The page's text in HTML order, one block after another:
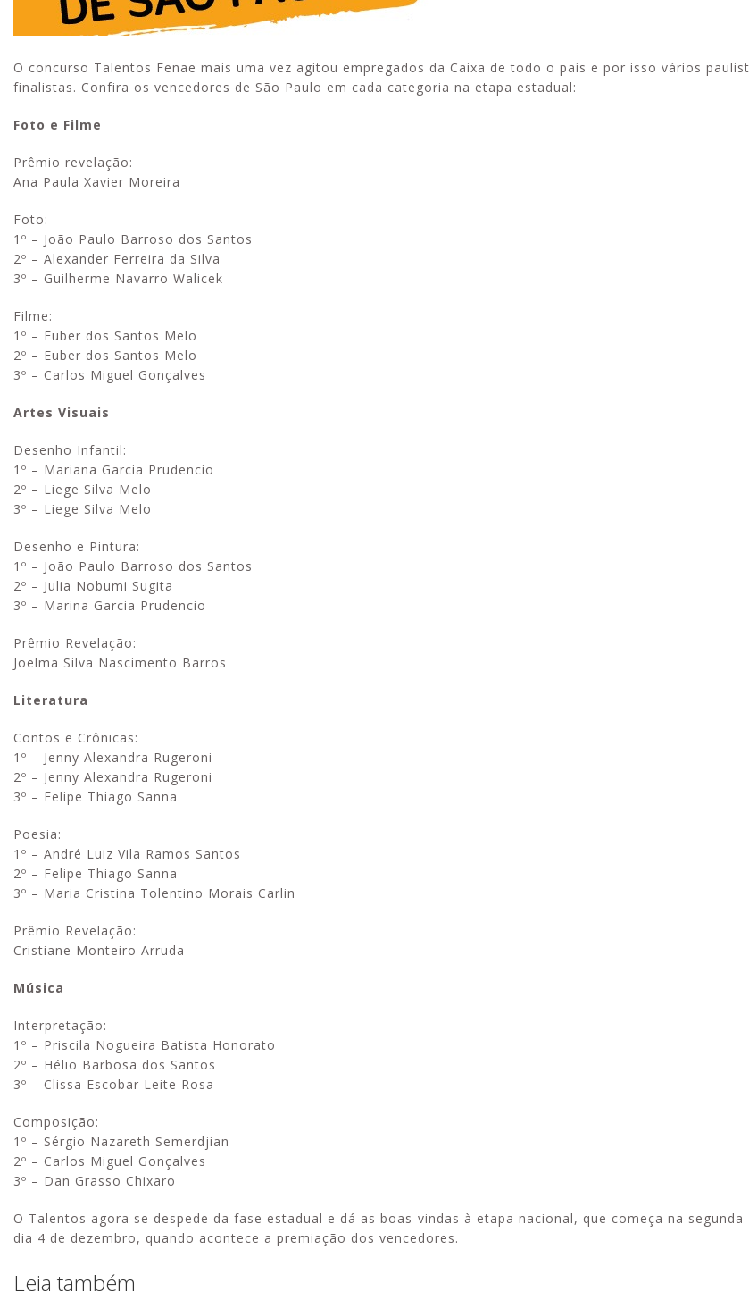
O concurso Talentos Fenae mais uma vez agitou empregados da Caixa de todo o país e por isso vários
finalistas. Confira os vencedores de São Paulo em cada categoria na etapa estadual:
Foto e Filme
Prêmio revelação:
Ana Paula Xavier Moreira
Foto:
1º – João Paulo Barroso dos Santos
2º – Alexander Ferreira da Silva
3º – Guilherme Navarro Walicek
Filme:
1º – Euber dos Santos Melo
2º – Euber dos Santos Melo
3º – Carlos Miguel Gonçalves
Artes Visuais
Desenho Infantil:
1º – Mariana Garcia Prudencio
2º – Liege Silva Melo
3º – Liege Silva Melo
Desenho e Pintura:
1º – João Paulo Barroso dos Santos
2º – Julia Nobumi Sugita
3º – Marina Garcia Prudencio
Prêmio Revelação:
Joelma Silva Nascimento Barros
Literatura
Contos e Crônicas:
1º – Jenny Alexandra Rugeroni
2º – Jenny Alexandra Rugeroni
3º – Felipe Thiago Sanna
Poesia:
1º – André Luiz Vila Ramos Santos
2º – Felipe Thiago Sanna
3º – Maria Cristina Tolentino Morais Carlin
Prêmio Revelação:
Cristiane Monteiro Arruda
Música
Interpretação:
1º – Priscila Nogueira Batista Honorato
2º – Hélio Barbosa dos Santos
3º – Clissa Escobar Leite Rosa
Composição:
1º – Sérgio Nazareth Semerdjian
2º – Carlos Miguel Gonçalves
3º – Dan Grasso Chixaro
O Talentos agora se despede da fase estadual e dá as boas-vindas à etapa nacional, que começa na
dia 4 de dezembro, quando acontece a premiação dos vencedores.
Leia também